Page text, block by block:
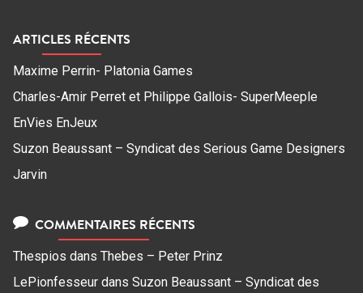
ARTICLES RÉCENTS
Maxime Perrin- Platonia Games
Charles-Amir Perret et Philippe Gallois- SuperMeeple
EnVies EnJeux
Suzon Beaussant – Syndicat des Serious Game Designers
Jarvin
COMMENTAIRES RÉCENTS
Thespios dans Thebes – Peter Prinz
LePionfesseur dans Suzon Beaussant – Syndicat des